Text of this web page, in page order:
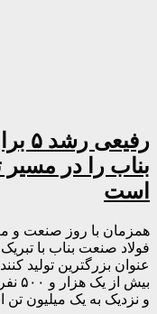
بناب را در مسیر
است
همزمان با روز صنعت و
فولاد صنعت بناب با
عنوان بزرگترین تولید
و نزدیک به یک میلیون تن